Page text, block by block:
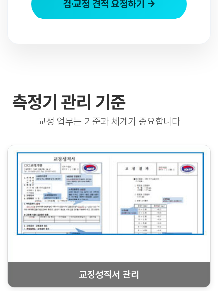
검·교정 견적 요청하기 →
측정기 관리 기준
교정 업무는 기준과 체계가 중요합니다
교정성적서 관리